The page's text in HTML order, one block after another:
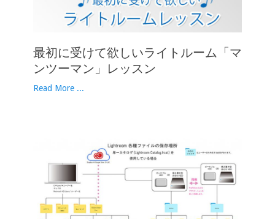
最初に受けて欲しいライトルーム「マ
ンツーマン」レッスン
Read More ...